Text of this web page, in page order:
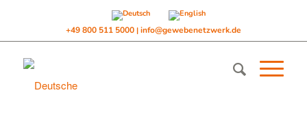
+49 800 511 5000 | info@gewebenetzwerk.de